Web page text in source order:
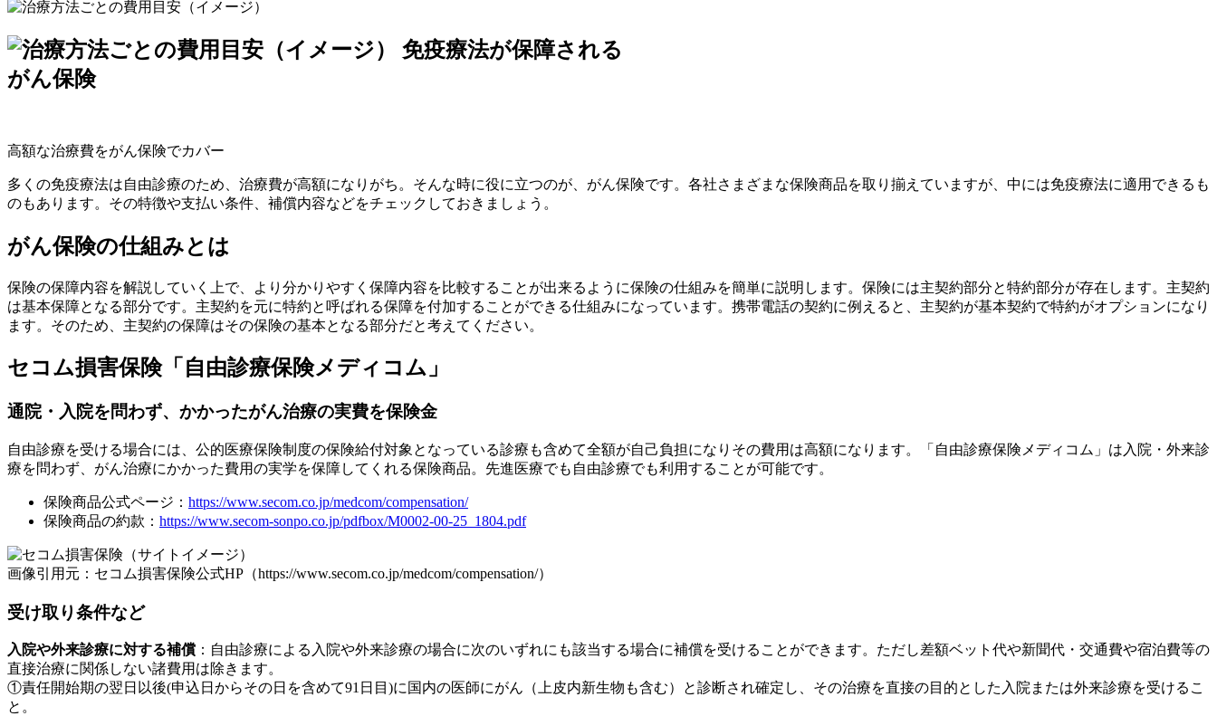
免疫療法が保障される
がん保険
高額な治療費をがん保険でカバー
多くの免疫療法は自由診療のため、治療費が高額になりがち。そんな時に役に立つのが、がん保険です。各社さまざまな保険商品を取り揃えていますが、中には免疫療法に適用できるも
のもあります。その特徴や支払い条件、補償内容などをチェックしておきましょう。
がん保険の仕組みとは
保険の保障内容を解説していく上で、より分かりやすく保障内容を比較することが出来るように保険の仕組みを簡単に説明します。保険には主契約部分と特約部分が存在します。主契約
は基本保障となる部分です。主契約を元に特約と呼ばれる保障を付加することができる仕組みになっています。携帯電話の契約に例えると、主契約が基本契約で特約がオプションになり
ます。そのため、主契約の保障はその保険の基本となる部分だと考えてください。
セコム損害保険「自由診療保険メディコム」
通院・入院を問わず、かかったがん治療の実費を保険金
自由診療を受ける場合には、公的医療保険制度の保険給付対象となっている診療も含めて全額が自己負担になりその費用は高額になります。「自由診療保険メディコム」は入院・外来診
療を問わず、がん治療にかかった費用の実学を保障してくれる保険商品。先進医療でも自由診療でも利用することが可能です。
保険商品公式ページ： https://www.secom.co.jp/medcom/compensation/
保険商品の約款： https://www.secom-sonpo.co.jp/pdfbox/M0002-00-25_1804.pdf
画像引用元：セコム損害保険公式HP（https://www.secom.co.jp/medcom/compensation/）
受け取り条件など
入院や外来診療に対する補償 ：自由診療による入院や外来診療の場合に次のいずれにも該当する場合に補償を受けることができます。ただし差額ベット代や新聞代・交通費や宿泊費等の
直接治療に関係しない諸費用は除きます。
①責任開始期の翌日以後(申込日からその日を含めて91日目)に国内の医師にがん（上皮内新生物も含む）と診断され確定し、その治療を直接の目的とした入院または外来診療を受けるこ
と。